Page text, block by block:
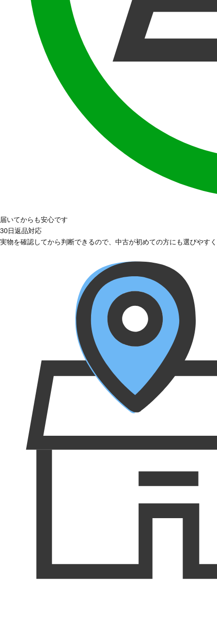
届いてからも安心です
30日返品対応
実物を確認してから判断できるので、中古が初めての方にも選びやす